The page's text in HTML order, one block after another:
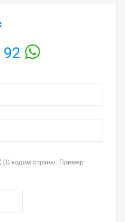
92
(С кодом страны. Пример: